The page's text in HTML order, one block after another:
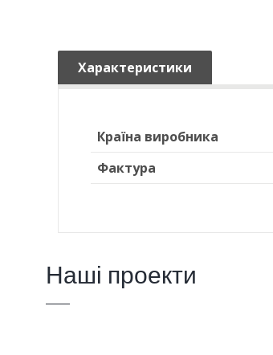
Характеристики
Країна виробника
Фактура
Наші проекти